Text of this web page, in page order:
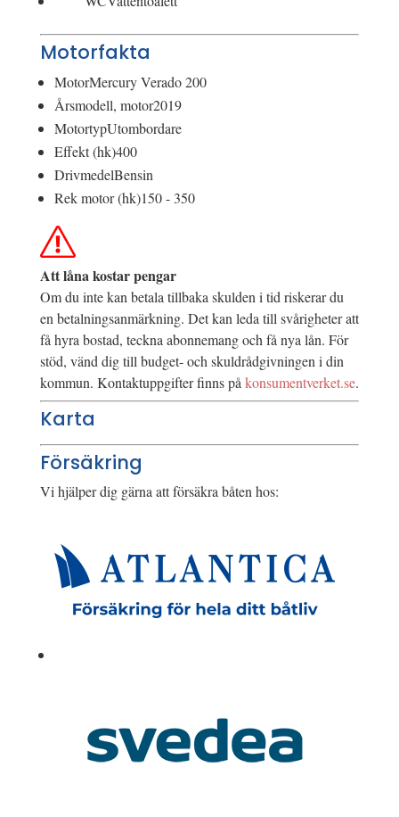
Motorfakta
MotorMercury Verado 200
Årsmodell, motor2019
MotortypUtombordare
Effekt (hk)400
DrivmedelBensin
Rek motor (hk)150 - 350
Att låna kostar pengar
Om du inte kan betala tillbaka skulden i tid riskerar du
en betalningsanmärkning. Det kan leda till svårigheter att
få hyra bostad, teckna abonnemang och få nya lån. För
stöd, vänd dig till budget- och skuldrådgivningen i din
kommun. Kontaktuppgifter finns på konsumentverket.se.
Karta
Försäkring
Vi hjälper dig gärna att försäkra båten hos: